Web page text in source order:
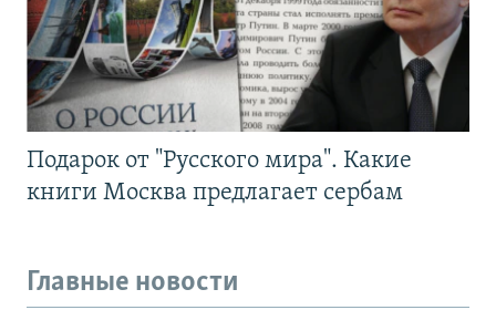
Подарок от "Русского мира". Какие
книги Москва предлагает сербам
Главные новости